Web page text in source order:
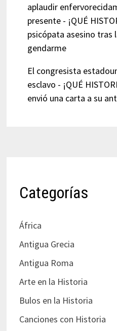
aplaudir
presente - ¡QUÉ
psicópata asesino tras
gendarme
El congresista
esclavo - ¡QUÉ
envió una carta a su
Categorías
África
Antigua Grecia
Antigua Roma
Arte en la Historia
Bulos en la Historia
Canciones con Historia